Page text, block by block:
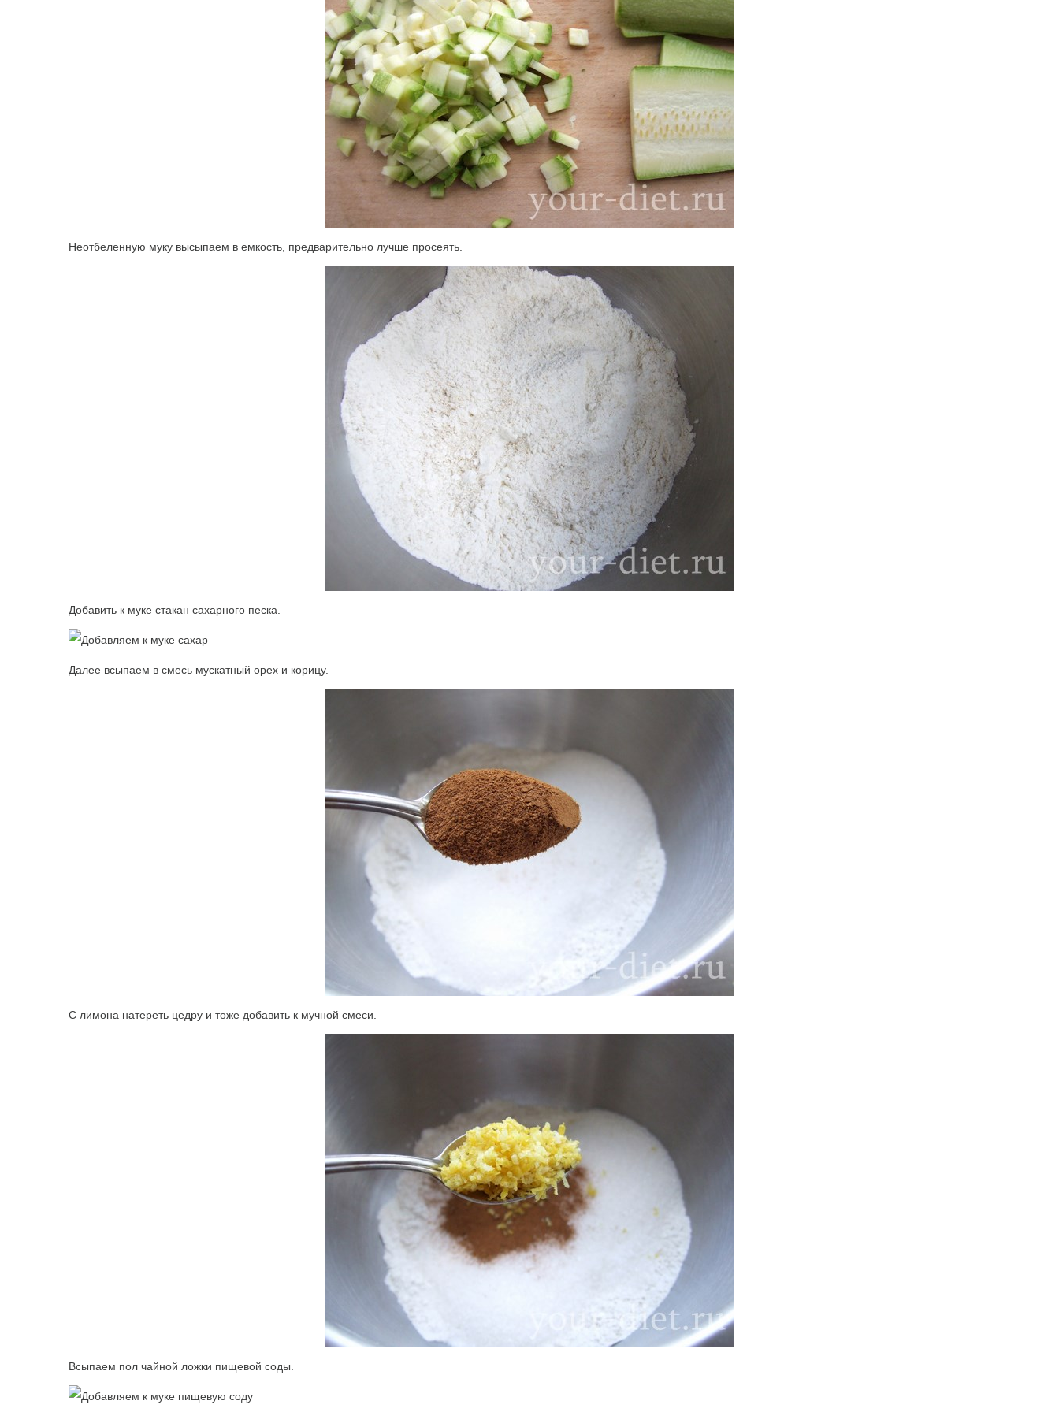
Неотбеленную муку высыпаем в емкость, предварительно лучше просеять.
Добавить к муке стакан сахарного песка.
Далее всыпаем в смесь мускатный орех и корицу.
С лимона натереть цедру и тоже добавить к мучной смеси.
Всыпаем пол чайной ложки пищевой соды.